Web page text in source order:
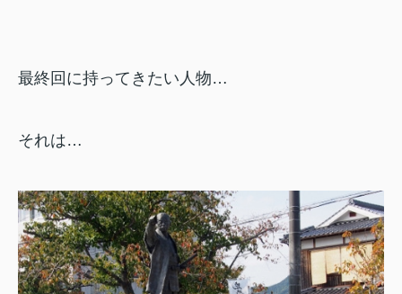
最終回に持ってきたい人物…
それは…